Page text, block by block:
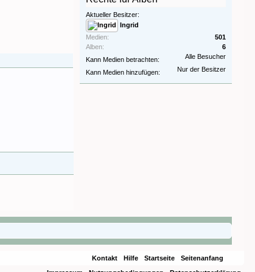
Aktueller Besitzer:
Ingrid
Medien:
501
Alben:
6
Kann Medien betrachten:
Alle Besucher
Kann Medien hinzufügen: Nur der Besitzer
Kontakt Hilfe Startseite
Seitenanfang